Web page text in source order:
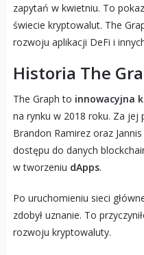
zapytań w kwietniu. To
świecie kryptowalut. The
rozwoju aplikacji DeFi i
Historia The
The Graph to innowacyjna
na rynku w 2018 roku. Za jej
Brandon Ramirez oraz
dostępu do danych
w tworzeniu dApps.
Po uruchomieniu sieci
zdobył uznanie. To
rozwoju kryptowaluty.